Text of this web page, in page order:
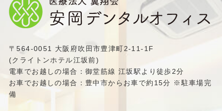
〒564-0051 大阪府吹田市豊津町2-11-1F
(クライトンホテル江坂前)
電車でお越しの場合：御堂筋線 江坂駅より徒歩2分
お車でお越しの場合：豊中市からお車で約15分 ※駐車場完
備